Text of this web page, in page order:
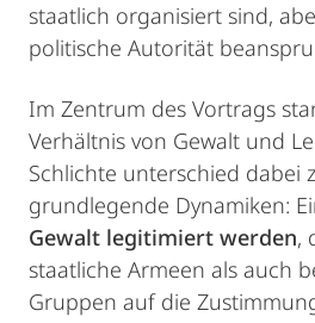
staatlich organisiert sind,
politische Autorität
Im Zentrum des Vortrags
Verhältnis von Gewalt und
Schlichte unterschied dabei
grundlegende Dynamiken:
Gewalt legitimiert werden,
staatliche Armeen als auch
Gruppen auf die